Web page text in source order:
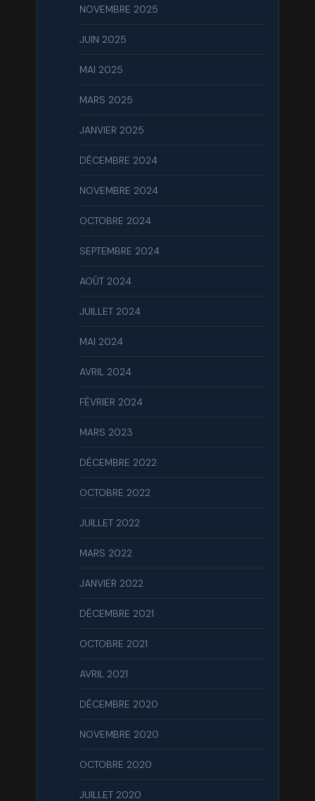
NOVEMBRE 2025
JUIN 2025
MAI 2025
MARS 2025
JANVIER 2025
DÉCEMBRE 2024
NOVEMBRE 2024
OCTOBRE 2024
SEPTEMBRE 2024
AOÛT 2024
JUILLET 2024
MAI 2024
AVRIL 2024
FÉVRIER 2024
MARS 2023
DÉCEMBRE 2022
OCTOBRE 2022
JUILLET 2022
MARS 2022
JANVIER 2022
DÉCEMBRE 2021
OCTOBRE 2021
AVRIL 2021
DÉCEMBRE 2020
NOVEMBRE 2020
OCTOBRE 2020
JUILLET 2020